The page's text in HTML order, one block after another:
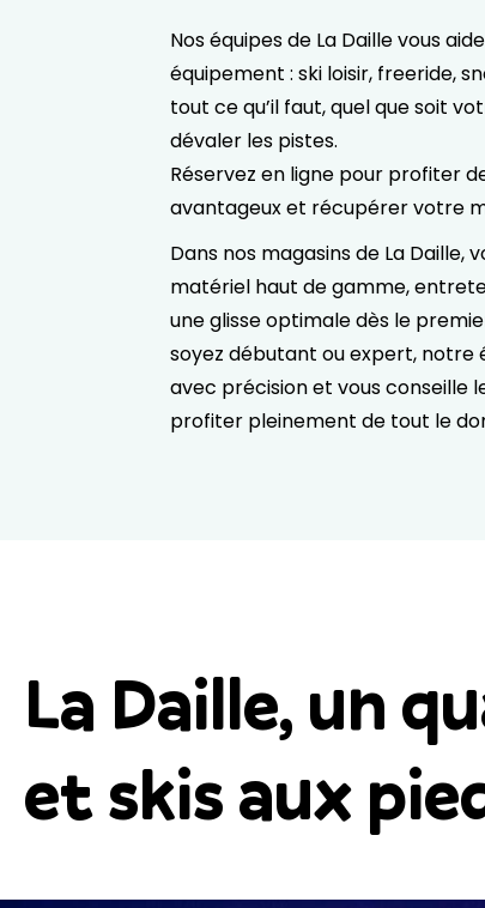
Nos équipes de La Daille vous
équipement : ski loisir, freeride,
tout ce qu’il faut, quel que soit
dévaler les pistes.
Réservez en ligne pour profiter
avantageux et récupérer votre
Dans nos magasins de La Daille,
matériel haut de gamme,
une glisse optimale dès le
soyez débutant ou expert, notre
avec précision et vous conseille
profiter pleinement de tout le
La Daille, un
et skis aux